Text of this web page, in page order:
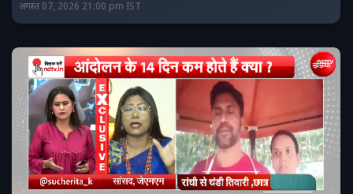
अगस्त 07, 2026 21:00 pm IST